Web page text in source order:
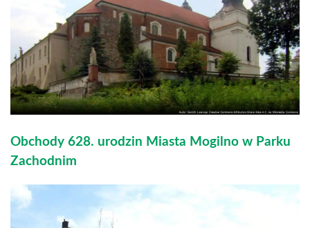
Obchody 628. urodzin Miasta Mogilno w Parku
Zachodnim